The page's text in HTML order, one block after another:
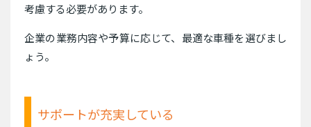
考慮する必要があります。
企業の業務内容や予算に応じて、最適な車種を選びまし
ょう。
サポートが充実している